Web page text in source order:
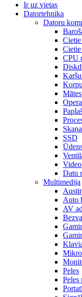
Ir uz vietas
Datortehnika
Datoru
CPU
SSD
Datu
Multimedija
Auto
AV
Peles
Peles